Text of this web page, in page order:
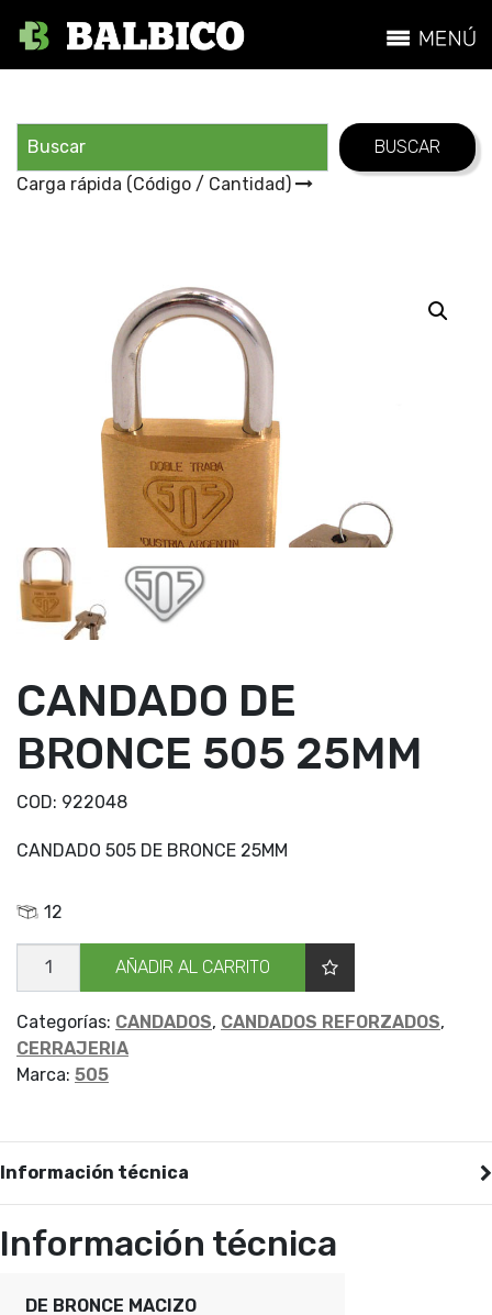
Carga rápida (Código / Cantidad)
CANDADO DE
BRONCE 505 25MM
COD: 922048
CANDADO 505 DE BRONCE 25MM
12
CANDADO
25MM
cantidad
AÑADIR AL CARRITO
Categorías: CANDADOS, CANDADOS REFORZADOS,
CERRAJERIA
Marca: 505
Información técnica
Información técnica
DE BRONCE MACIZO